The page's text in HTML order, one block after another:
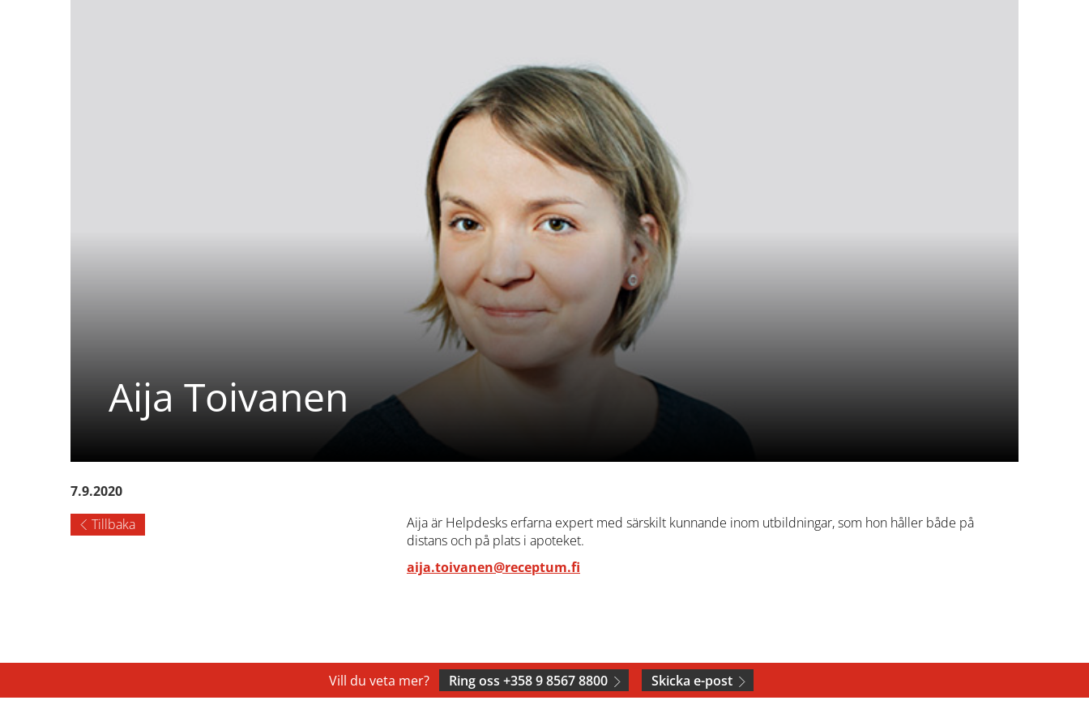
Aija Toivanen
7.9.2020
Tillbaka
Aija är Helpdesks erfarna expert med särskilt kunnande inom utbildningar, som hon håller både på
distans och på plats i apoteket.
aija.toivanen@receptum.fi
Vill du veta mer? Ring oss +358 9 8567 8800 Skicka e-post